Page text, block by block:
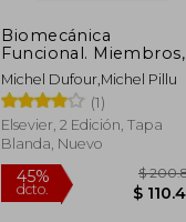
Biomecánica
Funcional. Miembros,
Cabeza, Tronco
Michel Dufour,Michel Pillu
(1)
Elsevier, 2 Edición, Tapa
Blanda, Nuevo